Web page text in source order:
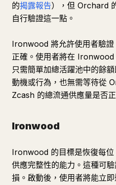
的揭露報告），但 Orchard
自行驗證這一點。
Ironwood 將允許使用者驗
正確。使用者將在 Ironwood
只需簡單加總活躍池中的餘
動機或行為，也無需等待從
Zcash 的總流通供應量是否正
Ironwood
Ironwood 的目標是恢復每
供應完整性的能力。這種可
損。啟動後，使用者將能立